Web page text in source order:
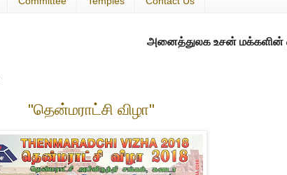
அனைத்துலக உசன் மக்களின் ஒரே குடில்
"தென்மராட்சி விழா"